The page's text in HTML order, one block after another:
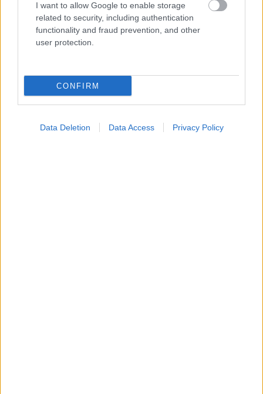
I want to allow Google to enable storage
related to security, including authentication
functionality and fraud prevention, and other
user protection.
CONFIRM
Data Deletion Data Access Privacy Policy